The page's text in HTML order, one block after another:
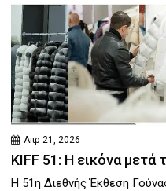
Απρ 21, 2026
KIFF 51: Η εικόνα μετά
Η 51η Διεθνής Έκθεση